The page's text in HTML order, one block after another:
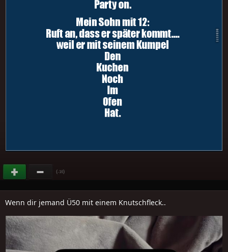
(-16)
Wenn dir jemand Ü50 mit einem Knutschfleck..